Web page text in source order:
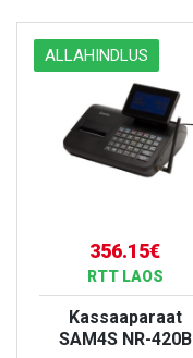
ALLAHINDLUS
356.15€
RTT LAOS
Kassaaparaat
SAM4S NR-420B